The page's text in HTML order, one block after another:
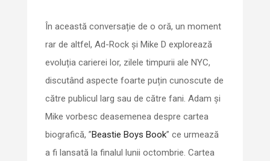
În această conversație de o oră, un moment
rar de altfel, Ad-Rock și Mike D explorează
evoluția carierei lor, zilele timpurii ale NYC,
discutând aspecte foarte puțin cunoscute de
către publicul larg sau de către fani. Adam și
Mike vorbesc deasemenea despre cartea
biografică, ”Beastie Boys Book” ce urmează
a fi lansată la finalul lunii octombrie. Cartea